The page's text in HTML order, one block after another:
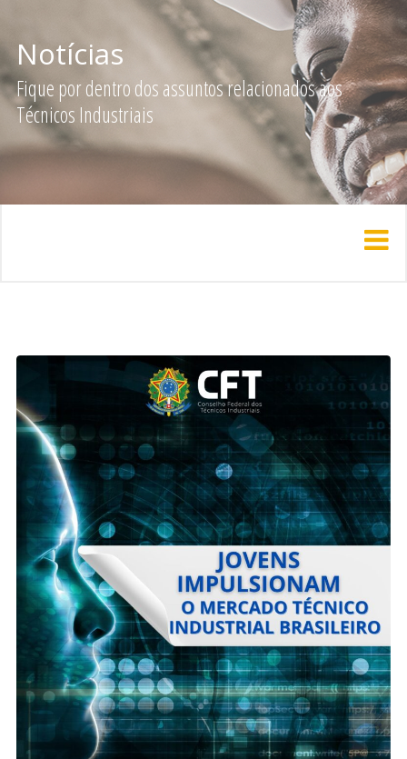
Notícias
Fique por dentro dos assuntos relacionados aos
Técnicos Industriais